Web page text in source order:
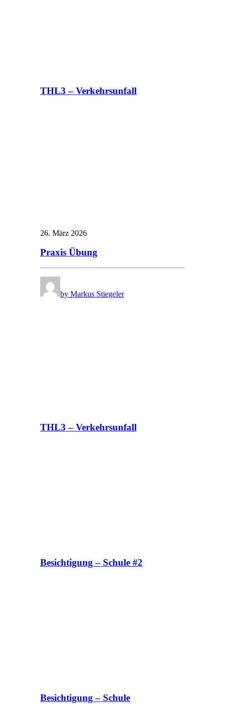
THL3 – Verkehrsunfall
26. März 2026
Praxis Übung
by Markus Stiegeler
THL3 – Verkehrsunfall
Besichtigung – Schule #2
Besichtigung – Schule